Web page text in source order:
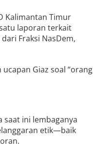
Kalimantan Timur
laporan terkait
Fraksi NasDem,
Giaz soal “orang
saat ini lembaganya
etik—baik